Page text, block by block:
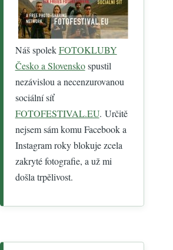
Náš spolekFOTOKLUBY
Česko a Slovenskospustil
nezávislou a necenzurovanou
sociální síť
FOTOFESTIVAL.EU. Určitě
nejsem sám komu Facebook a
Instagram roky blokuje zcela
zakryté fotografie, a už mi
došla trpělivost.